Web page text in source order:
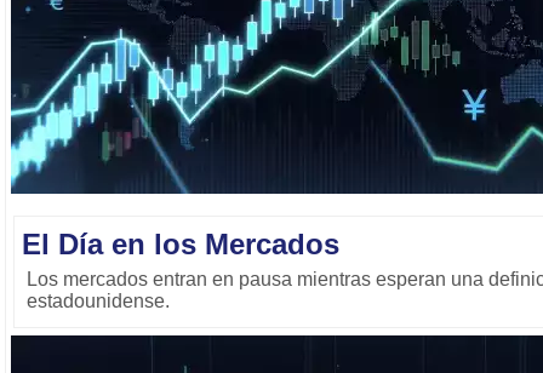
El Día en los Mercados
Los mercados entran en pausa mientras esperan una
estadounidense.